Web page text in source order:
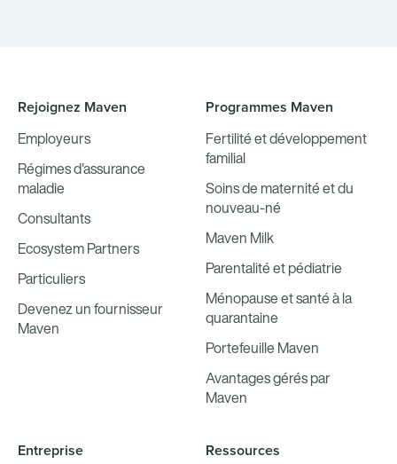
Rejoignez Maven
Employeurs
Régimes d'assurance
maladie
Consultants
Ecosystem Partners
Particuliers
Devenez un fournisseur
Maven
Programmes Maven
Fertilité et développement
familial
Soins de maternité et du
nouveau-né
Maven Milk
Parentalité et pédiatrie
Ménopause et santé à la
quarantaine
Portefeuille Maven
Avantages gérés par
Maven
Entreprise Ressources